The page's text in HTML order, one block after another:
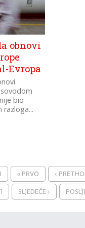
obnovi
Evropa
bio
razloga...
« PRVO ‹
SLJEDEĆE ›